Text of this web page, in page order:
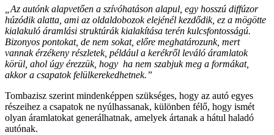
„Az autónk alapvetően a szívóhatáson alapul, egy hosszú diffúzor
húzódik alatta, ami az oldaldobozok elejénél kezdődik, ez a mögötte
kialakuló áramlási struktúrák kialakítása terén kulcsfontosságú.
Bizonyos pontokat, de nem sokat, előre meghatározunk, mert
vannak érzékeny részletek, például a kerékről leváló áramlatok
körül, ahol úgy érezzük, hogy ha nem szabjuk meg a formákat,
akkor a csapatok felülkerekedhetnek.”
Tombazisz szerint mindenképpen szükséges, hogy az autó egyes
részeihez a csapatok ne nyúlhassanak, különben félő, hogy ismét
olyan áramlatokat generálhatnak, amelyek ártanak a hátul haladó
autónak.